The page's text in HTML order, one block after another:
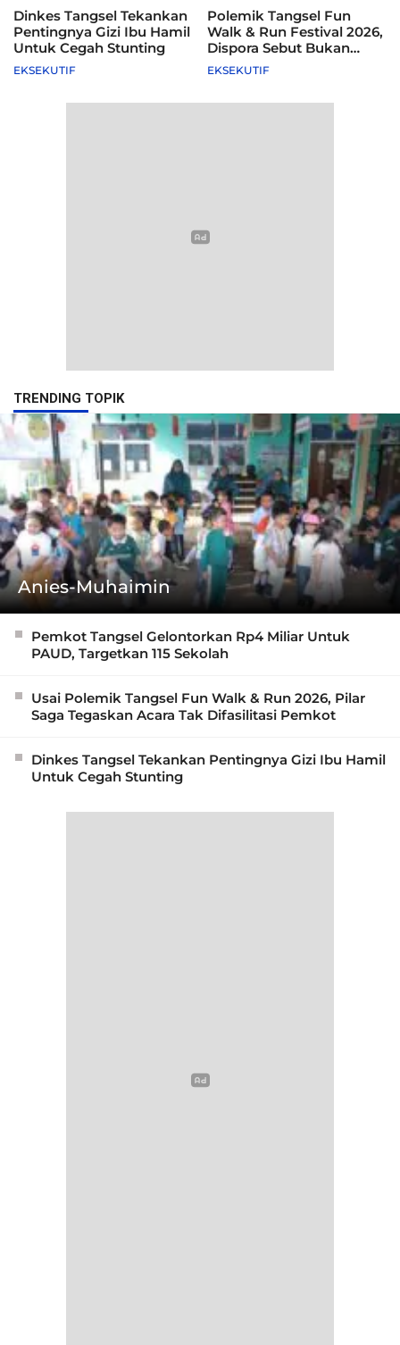
Dinkes Tangsel Tekankan
Pentingnya Gizi Ibu Hamil
Untuk Cegah Stunting
EKSEKUTIF
Polemik Tangsel Fun
Walk & Run Festival 2026,
Dispora Sebut Bukan
Agenda Pemkot
EKSEKUTIF
TRENDING TOPIK
Anies-Muhaimin
Pemkot Tangsel Gelontorkan Rp4 Miliar Untuk
PAUD, Targetkan 115 Sekolah
Usai Polemik Tangsel Fun Walk & Run 2026, Pilar
Saga Tegaskan Acara Tak Difasilitasi Pemkot
Dinkes Tangsel Tekankan Pentingnya Gizi Ibu Hamil
Untuk Cegah Stunting